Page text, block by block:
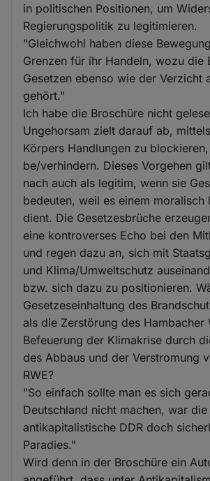
in politischen Positionen, um
Regierungspolitik zu legitimieren.
"Gleichwohl haben diese
Grenzen für ihr Handeln, wozu die
Gesetzen ebenso wie der Verzicht
gehört."
Ich habe die Broschüre nicht
Ungehorsam zielt darauf ab,
Körpers Handlungen zu
be/verhindern. Dieses Vorgehen
nach auch als legitim, wenn sie
bedeuten, weil es einem moralisch
dient. Die Gesetzesbrüche
eine kontroverses Echo bei den
und regen dazu an, sich mit
und Klima/Umweltschutz
bzw. sich dazu zu positionieren.
Gesetzeseinhaltung des
als die Zerstörung des Hambacher
Befeuerung der Klimakrise durch
des Abbaus und der Verstromung
RWE?
"So einfach sollte man es sich
Deutschland nicht machen, war die
antikapitalistische DDR doch
Paradies."
Wird denn in der Broschüre ein